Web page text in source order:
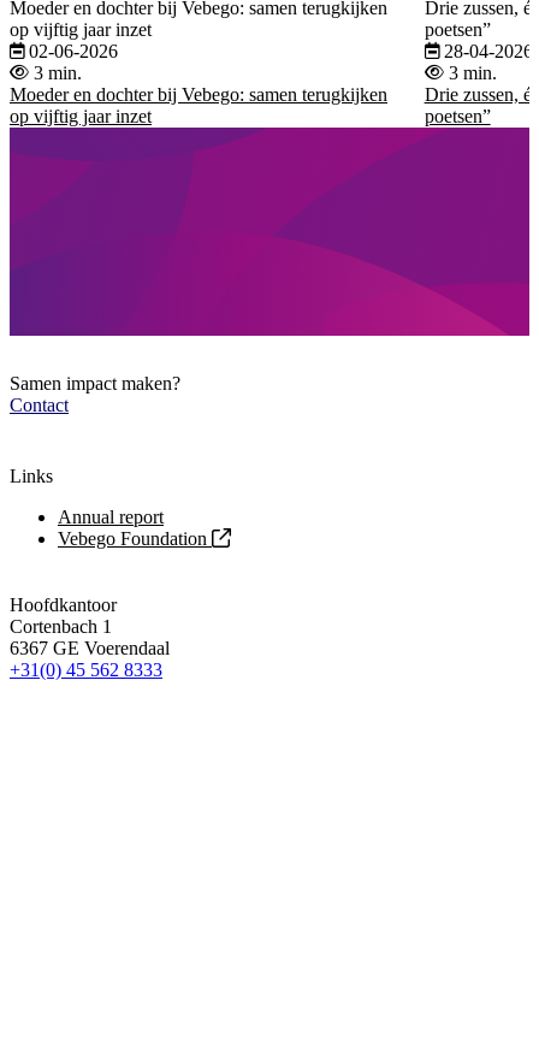
Moeder en dochter bij Vebego: samen terugkijken
op vijftig jaar inzet
02-06-2026
3 min.
Moeder en dochter bij Vebego: samen terugkijken
op vijftig jaar inzet
Drie zussen,
poetsen”
28-04-2026
3 min.
Drie zussen,
poetsen”
Samen impact maken?
Contact
Links
Annual report
Vebego Foundation
Hoofdkantoor
Cortenbach 1
6367 GE Voerendaal
+31(0) 45 562 8333